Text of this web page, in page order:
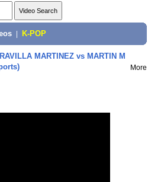
K-POP
MARTINEZ vs MARTIN M
More